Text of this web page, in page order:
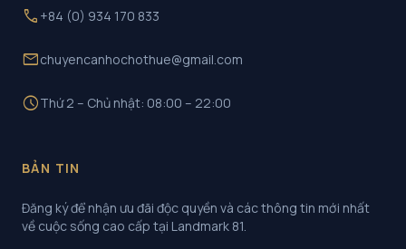
call +84 (0) 934 170 833
mailchuyencanhochothue@gmail.com
scheduleThứ 2 – Chủ nhật: 08:00 – 22:00
BẢN TIN
Đăng ký để nhận ưu đãi độc quyền và các thông tin mới nhất
về cuộc sống cao cấp tại Landmark 81.